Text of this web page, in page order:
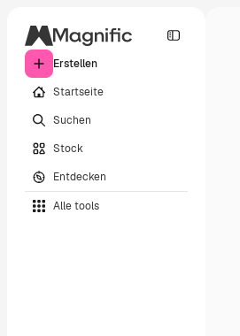
Erstellen
Startseite
Suchen
Stock
Entdecken
Alle tools